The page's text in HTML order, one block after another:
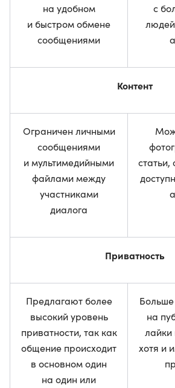
на удобном
и быстром обмене
сообщениями
с
Контент
Ограничен личными
сообщениями
и мультимедийными
файлами между
участниками
диалога
статьи,
Приватность
Предлагают более
высокий уровень
приватности, так как
общение происходит
в основном один
на один или
на
лайки
хотя и